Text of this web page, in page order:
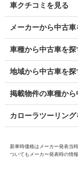
車クチコミを見る
メーカーから中古
車種から中古車を探
地域から中古車を探
掲載物件の車種か
カローラツーリング
新車時価格はメーカー発表当
ついてもメーカー発表時の情